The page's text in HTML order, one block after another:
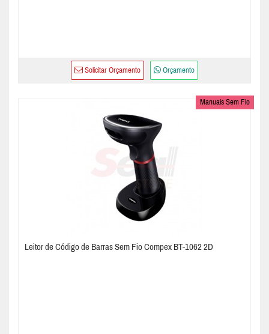
Solicitar Orçamento Orçamento
Manuais Sem Fio
Leitor de Código de Barras Sem Fio Compex BT-1062 2D